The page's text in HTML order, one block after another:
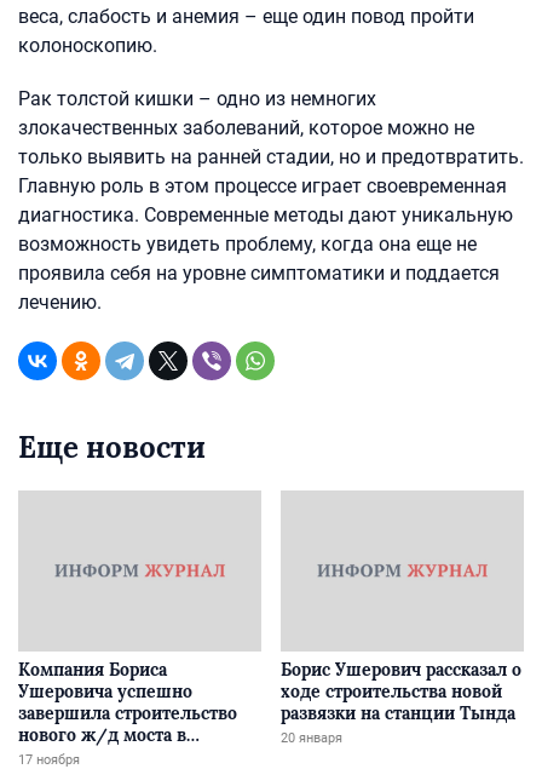
веса, слабость и анемия – еще один повод пройти
колоноскопию.
Рак толстой кишки – одно из немногих
злокачественных заболеваний, которое можно не
только выявить на ранней стадии, но и предотвратить.
Главную роль в этом процессе играет своевременная
диагностика. Современные методы дают уникальную
возможность увидеть проблему, когда она еще не
проявила себя на уровне симптоматики и поддается
лечению.
Еще новости
Компания Бориса
Ушеровича успешно
завершила строительство
нового ж/д моста в
Забайкалье
17 ноября
Борис Ушерович рассказал о
ходе строительства новой
развязки на станции Тында
20 января